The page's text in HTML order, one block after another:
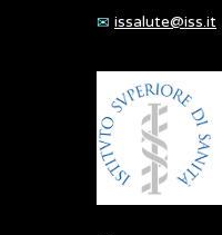
issalute@iss.it